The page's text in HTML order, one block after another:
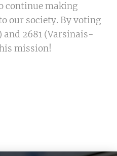
continue making
our society. By voting
and 2681 (Varsinais-
mission!